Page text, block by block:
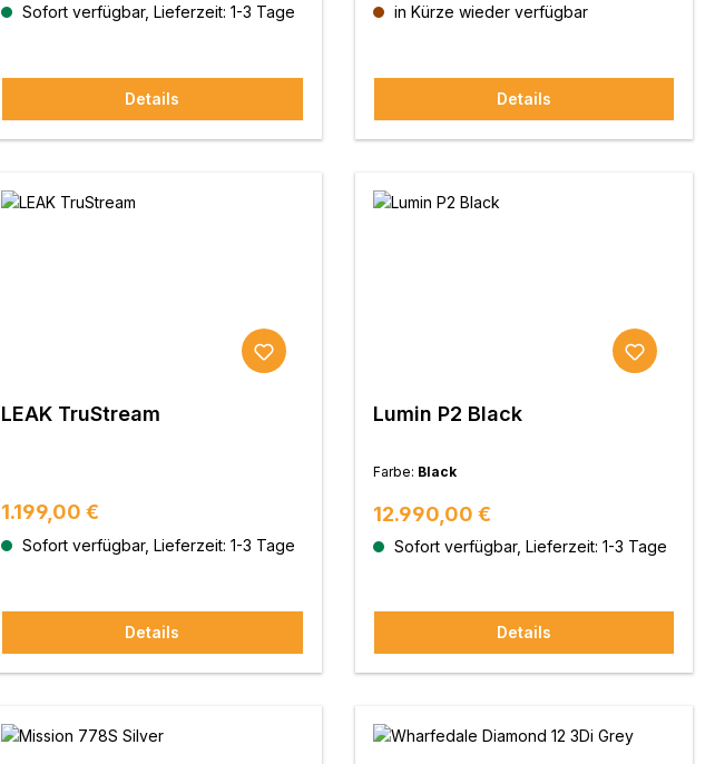
Sofort verfügbar, Lieferzeit: 1-3 Tage
Details
in Kürze wieder verfügbar
Details
LEAK TruStream
Regulärer Preis:
1.199,00 €
Sofort verfügbar, Lieferzeit: 1-3 Tage
Details
Lumin P2 Black
Farbe: Black
Regulärer Preis:
12.990,00 €
Sofort verfügbar, Lieferzeit: 1-3 Tage
Details